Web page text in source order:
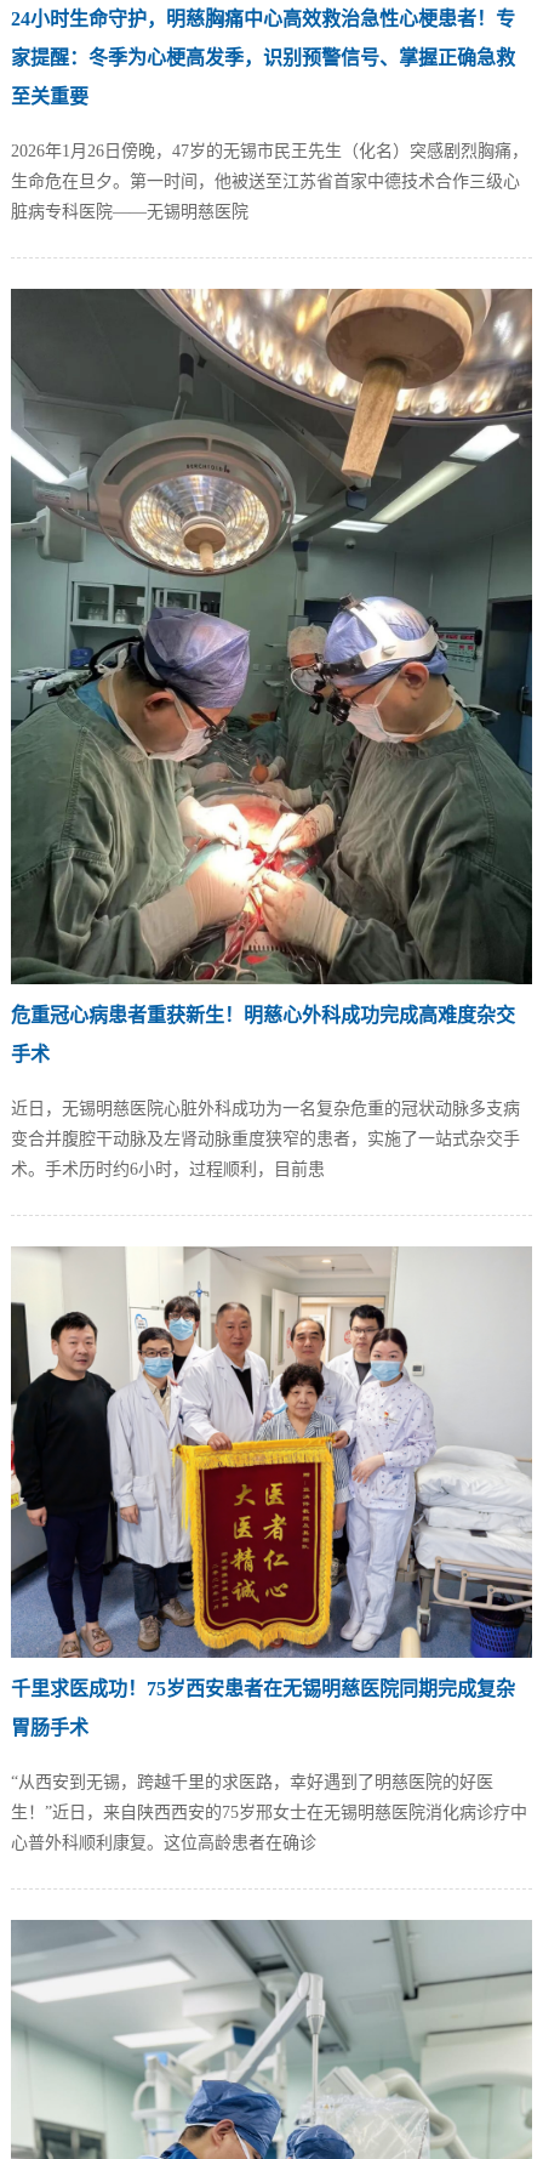
24小时生命守护，明慈胸痛中心高效救治急性心梗患者！专
家提醒：冬季为心梗高发季，识别预警信号、掌握正确急救
至关重要
2026年1月26日傍晚，47岁的无锡市民王先生（化名）突感剧烈胸痛，
生命危在旦夕。第一时间，他被送至江苏省首家中德技术合作三级心
脏病专科医院——无锡明慈医院
危重冠心病患者重获新生！明慈心外科成功完成高难度杂交
手术
近日，无锡明慈医院心脏外科成功为一名复杂危重的冠状动脉多支病
变合并腹腔干动脉及左肾动脉重度狭窄的患者，实施了一站式杂交手
术。手术历时约6小时，过程顺利，目前患
千里求医成功！75岁西安患者在无锡明慈医院同期完成复杂
胃肠手术
“从西安到无锡，跨越千里的求医路，幸好遇到了明慈医院的好医
生！”近日，来自陕西西安的75岁邢女士在无锡明慈医院消化病诊疗中
心普外科顺利康复。这位高龄患者在确诊